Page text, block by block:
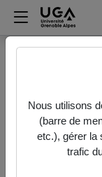
Bonjour, votre
en train de
vidéos
actuel à la fin de
Nous utilisons
(barre de
etc.), gérer la
trafic